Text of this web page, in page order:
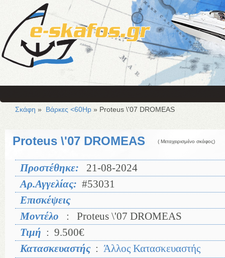
Σκάφη » Βάρκες <60Hp » Proteus \'07 DROMEAS
Proteus \'07 DROMEAS ( Μεταχειρισμένο σκάφος)
Προστέθηκε:
21-08-2024
Αρ.Αγγελίας: #53031
Επισκέψεις
Μοντέλο
:
Proteus \'07 DROMEAS
Τιμή : 9.500€
Κατασκευαστής : Άλλος Κατασκευαστής